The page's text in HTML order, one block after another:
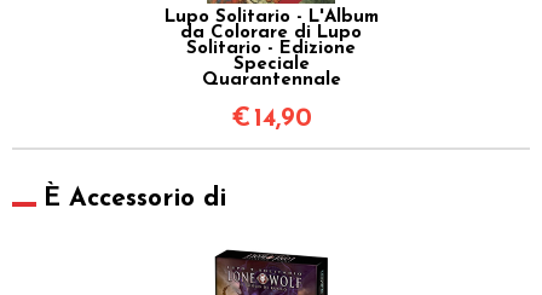
Lupo Solitario - L'Album
da Colorare di Lupo
Solitario - Edizione
Speciale
Quarantennale
€ 14,90
È Accessorio di